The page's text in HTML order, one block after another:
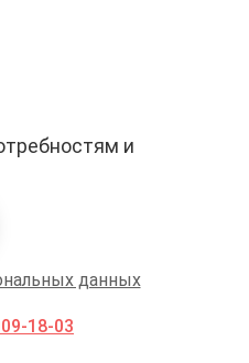
и
данных
18-03